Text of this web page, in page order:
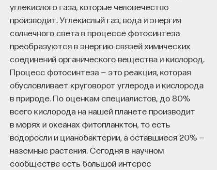
углекислого газа, которые человечество
производит. Углекислый газ, вода и энергия
солнечного света в процессе фотосинтеза
преобразуются в энергию связей химических
соединений органического вещества и кислород.
Процесс фотосинтеза — это реакция, которая
обусловливает круговорот углерода и кислорода
в природе. По оценкам специалистов, до 80%
всего кислорода на нашей планете производит
в морях и океанах фитопланктон, то есть
водоросли и цианобактерии, а оставшиеся 20% —
наземные растения. Сегодня в научном
сообществе есть большой интерес
«Мы выделили четыре идеологии образования.
Первая — развитие и трансляция
дисциплинарного знания, где в центре находится
само знание, а не человек и не рынок труда.
Вторая — формирование определенного типа
человека, например человека, способного
к сложному мышлению. Третья — развитие
общества, вклад в то, каким оно будет.
И четвертая — социальная эффективность,
то есть забота о том, как человек будет работать
за пределами университета и насколько
эффективным окажется в команде и профессии.
Университет не всегда может точно